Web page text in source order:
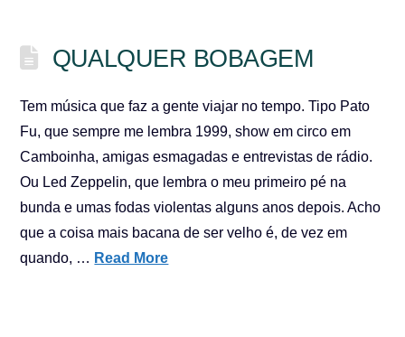
QUALQUER BOBAGEM
Tem música que faz a gente viajar no tempo. Tipo Pato
Fu, que sempre me lembra 1999, show em circo em
Camboinha, amigas esmagadas e entrevistas de rádio.
Ou Led Zeppelin, que lembra o meu primeiro pé na
bunda e umas fodas violentas alguns anos depois. Acho
que a coisa mais bacana de ser velho é, de vez em
quando, … Read More